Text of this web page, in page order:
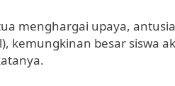
menghargai upaya,
kemungkinan besar siswa